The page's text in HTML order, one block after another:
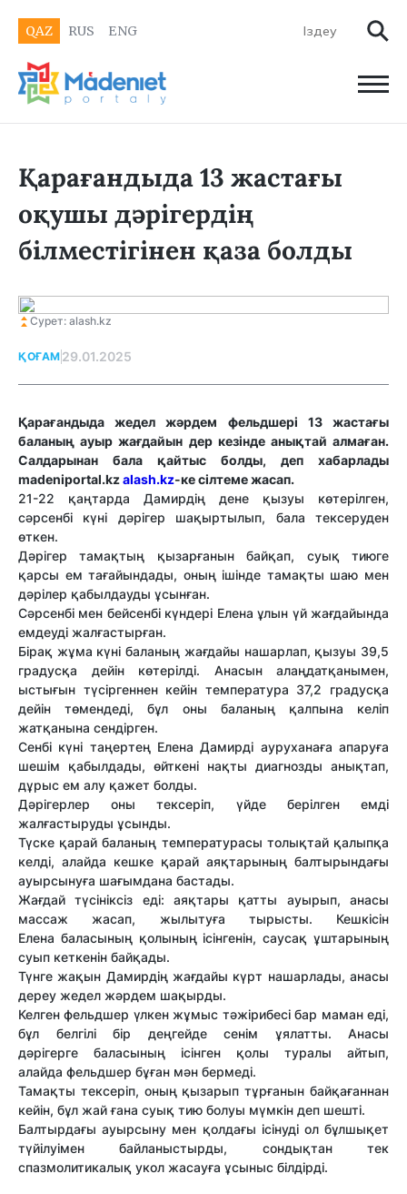
QAZ RUS ENG
Қарағандыда 13 жастағы
оқушы дәрігердің
білместігінен қаза болды
Сурет: alash.kz
ҚОҒАМ 29.01.2025
Қарағандыда жедел жәрдем фельдшері 13 жастағы
баланың ауыр жағдайын дер кезінде анықтай алмаған.
Салдарынан бала қайтыс болды, деп хабарлады
madeniportal.kzalash.kz-ке сілтеме жасап.
21-22 қаңтарда Дамирдің дене қызуы көтерілген,
сәрсенбі күні дәрігер шақыртылып, бала тексеруден
өткен.
Дәрігертамақтың қызарғанынбайқап, суық тиюге
қарсы ем тағайындады, оның ішінде тамақты шаю мен
дәрілер қабылдауды ұсынған.
Сәрсенбі мен бейсенбі күндері Елена ұлын үй жағдайында
емдеуді жалғастырған.
Бірақ жұма күні баланың жағдайы нашарлап, қызуы 39,5
градусқа дейін көтерілді. Анасын алаңдатқанымен,
ыстығын түсіргеннен кейін температура 37,2 градусқа
дейін төмендеді, бұл оны баланың қалпына келіп
жатқанына сендірген.
Сенбі күні таңертеңЕленаДамирді ауруханаға апаруға
шешім қабылдады, өйткені нақты диагнозды анықтап,
дұрыс ем алу қажет болды.
Дәрігерлер оны тексеріп, үйде берілген емді
жалғастыруды ұсынды.
Түске қарай баланың температурасы толықтай қалыпқа
келді, алайда кешке қарай аяқтарының балтырындағы
ауырсынуға шағымдана бастады.
Жағдай түсініксіз еді: аяқтары қатты ауырып, анасы
массаж жасап, жылытуға тырысты. Кешкісін
Елена баласының қолының ісінгенін, саусақ ұштарының
суып кеткенін байқады.
Түнге жақын Дамирдің жағдайы күрт нашарлады, анасы
дереу жедел жәрдем шақырды.
Келген фельдшер үлкен жұмыс тәжірибесі бар маманеді,
бұл белгілі бір деңгейде сенім ұялатты. Анасы
дәрігерге баласының ісінген қолы туралы айтып,
алайда фельдшер бұған мән бермеді.
Тамақты тексеріп, оның қызарып тұрғанын байқағаннан
кейін, бұл жай ғана суық тию болуы мүмкін деп шешті.
Балтырдағы ауырсыну мен қолдағы ісінуді ол бұлшықет
түйілуімен байланыстырды, сондықтантек
спазмолитикалық укол жасауға ұсыныс білдірді.